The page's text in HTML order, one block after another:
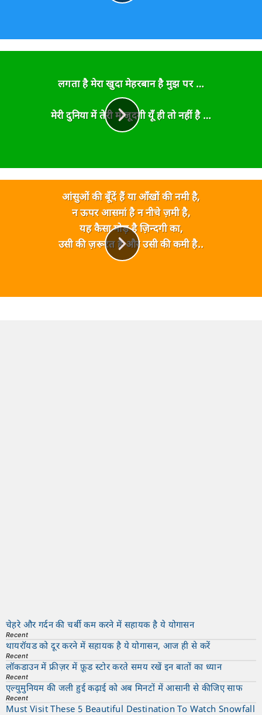
President : नो.
बाप : वो अम्बानी का दामाद है.
ऐ है मोदी स्टाइल....
नौकरी भी मिली और छोकरी भी😆
लगता है मेरा खुदा मेहरबान है मुझ पर …
मेरी दुनिया में तेरी मौजूदगी यूँ ही तो नहीं है …
आंसुओं की बूँदें हैं या आँखों की नमी है,
न ऊपर आसमां है न नीचे ज़मी है,
यह कैसा मोड़ है ज़िन्दगी का,
उसी की ज़रूरत है और उसी की कमी है..
चेहरे और गर्दन की चर्बी कम करने में सहायक है ये योगासन
Recent
थायरॉयड को दूर करने में सहायक है ये योगासन, आज ही से करें
Recent
लॉकडाउन में फ्रीज़र में फ़ूड स्टोर करते समय रखें इन बातों का ध्यान
Recent
एल्युमुनियम की जली हुई कढ़ाई को अब मिनटों में आसानी से कीजिए साफ
Recent
Must Visit These 5 Beautiful Destination To Watch Snowfall